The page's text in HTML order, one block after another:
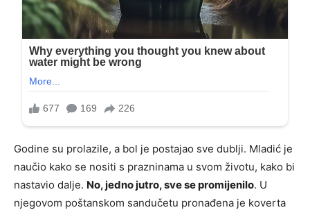
Godine su prolazile, a bol je postajao sve dublji. Mladić je
naučio kako se nositi s prazninama u svom životu, kako bi
nastavio dalje. No, jedno jutro, sve se promijenilo. U
njegovom poštanskom sandučetu pronađena je koverta